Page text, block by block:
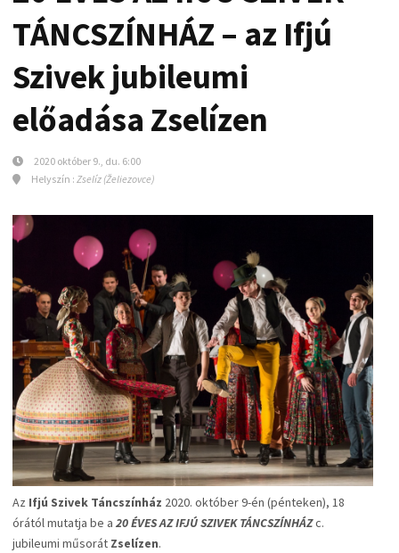
TÁNCSZÍNHÁZ – az Ifjú
Szivek jubileumi
előadása Zselízen
2020 október 9., du. 6:00
Helyszín : Zselíz (Želiezovce)
Az Ifjú Szivek Táncszínház 2020. október 9-én (pénteken), 18
órától mutatja be a 20 ÉVES AZ IFJÚ SZIVEK TÁNCSZÍNHÁZc.
jubileumi műsorát Zselízen.